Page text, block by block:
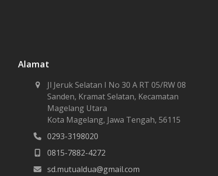
Alamat
Jl Jeruk Selatan I No 30 A RT 05/RW 08
Sanden, Kramat Selatan, Kecamatan
Magelang Utara
Kota Magelang, Jawa Tengah, 56115
0293-3198020
0815-7882-4272
sd.mutualdua@gmail.com